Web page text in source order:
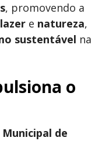
, promovendo a
lazer e natureza,
sustentável na
o
Municipal de